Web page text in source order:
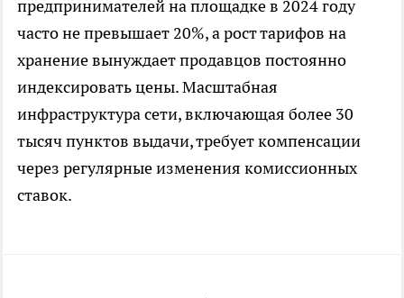
предпринимателей на площадке в 2024 году
часто не превышает 20%, а рост тарифов на
хранение вынуждает продавцов постоянно
индексировать цены. Масштабная
инфраструктура сети, включающая более 30
тысяч пунктов выдачи, требует компенсации
через регулярные изменения комиссионных
ставок.